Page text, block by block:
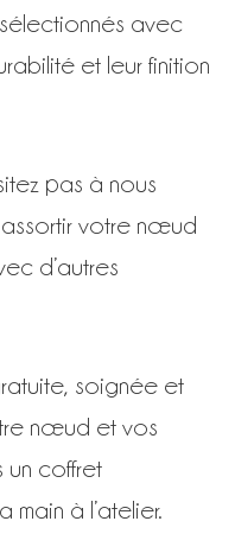
avec
et leur finition
pas à nous
votre nœud
d’autres
soignée et
nœud et vos
un coffret
main à l’atelier.